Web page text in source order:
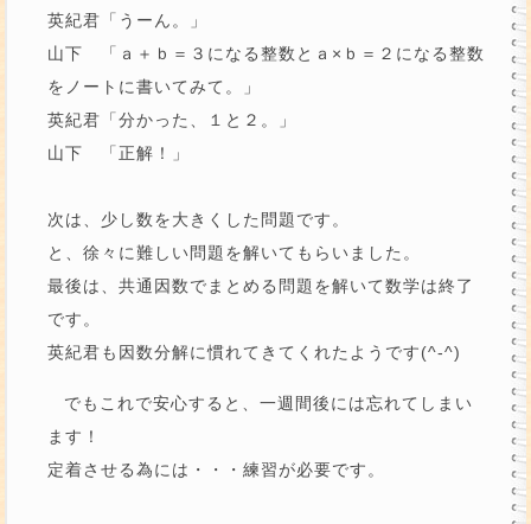
英紀君「うーん。」
山下 「ａ＋ｂ＝３になる整数とａ×ｂ＝２になる整数
をノートに書いてみて。」
英紀君「分かった、１と２。」
山下 「正解！」
次は、少し数を大きくした問題です。
と、徐々に難しい問題を解いてもらいました。
最後は、共通因数でまとめる問題を解いて数学は終了
です。
英紀君も因数分解に慣れてきてくれたようです(^-^)
でもこれで安心すると、一週間後には忘れてしまい
ます！
定着させる為には・・・練習が必要です。